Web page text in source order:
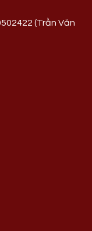
(Trần Văn